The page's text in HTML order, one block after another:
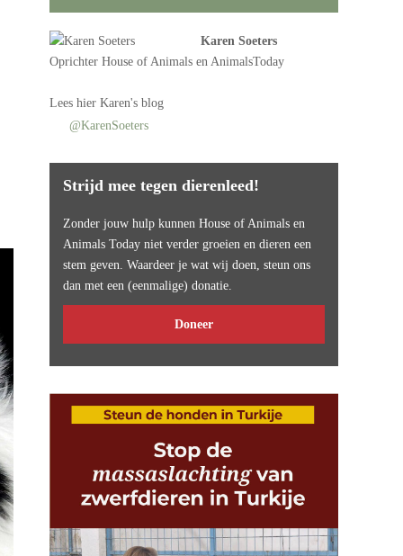
Karen Soeters
OprichterHouse of Animals en AnimalsToday
Leeshier Karen's blog
@KarenSoeters
Strijd mee tegen dierenleed!
Zonder jouw hulp kunnen House of Animals en
Animals Today niet verder groeien en dieren een
stem geven. Waardeer je wat wij doen, steun ons
dan met een (eenmalige) donatie.
Doneer